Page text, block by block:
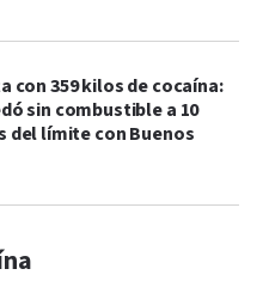
con 359 kilos de cocaína:
sin combustible a 10
del límite con Buenos